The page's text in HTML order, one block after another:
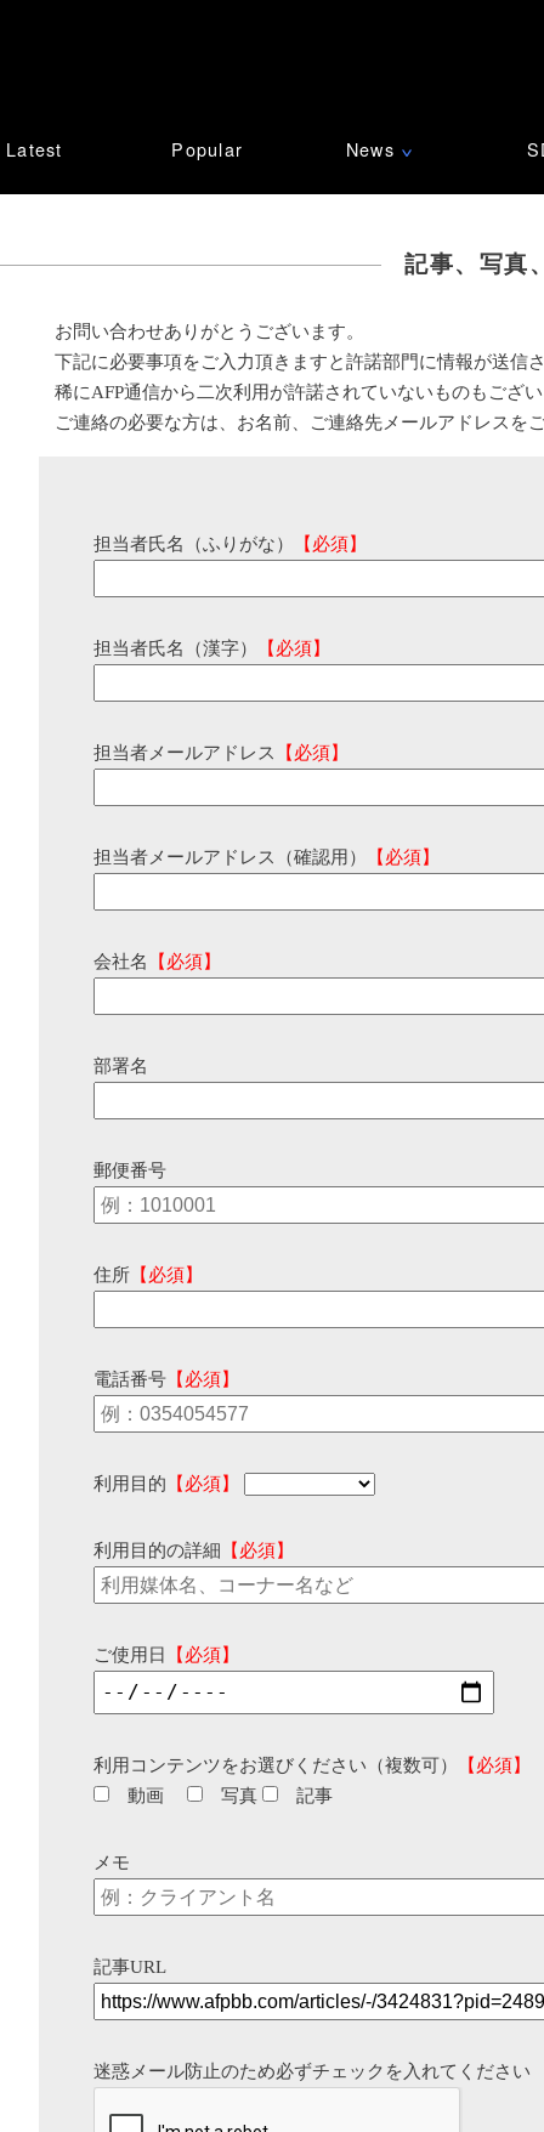
Latest Popular News ∨
記事、写真
お問い合わせありがとうございます。
下記に必要事項をご入力頂きますと許諾部門に情報が送信
稀にAFP通信から二次利用が許諾されていないものもござ
ご連絡の必要な方は、お名前、ご連絡先メールアドレスを
担当者氏名（ふりがな） 【必須】
担当者氏名（漢字） 【必須】
担当者メールアドレス 【必須】
担当者メールアドレス（確認用） 【必須】
会社名 【必須】
部署名
郵便番号
住所 【必須】
電話番号 【必須】
利用目的 【必須】
利用目的の詳細 【必須】
ご使用日 【必須】
利用コンテンツをお選びください（複数可）
【必須】
動画
写真 記事
メモ
記事URL
迷惑メール防止のため必ずチェックを入れてください